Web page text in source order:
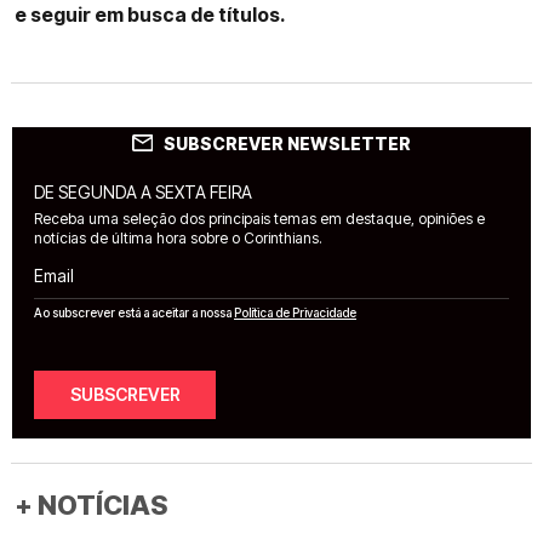
e seguir em busca de títulos.
SUBSCREVER NEWSLETTER
DE SEGUNDA A SEXTA FEIRA
Receba uma seleção dos principais temas em destaque, opiniões e
notícias de última hora sobre o Corinthians.
Email
Ao subscrever está a aceitar a nossaPolítica de Privacidade
SUBSCREVER
+ NOTÍCIAS